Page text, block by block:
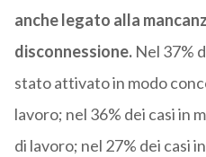
anche legato alla
disconnessione.Nel 37%
stato attivato in modo
lavoro; nel 36% dei casi in
di lavoro; nel 27% dei casi